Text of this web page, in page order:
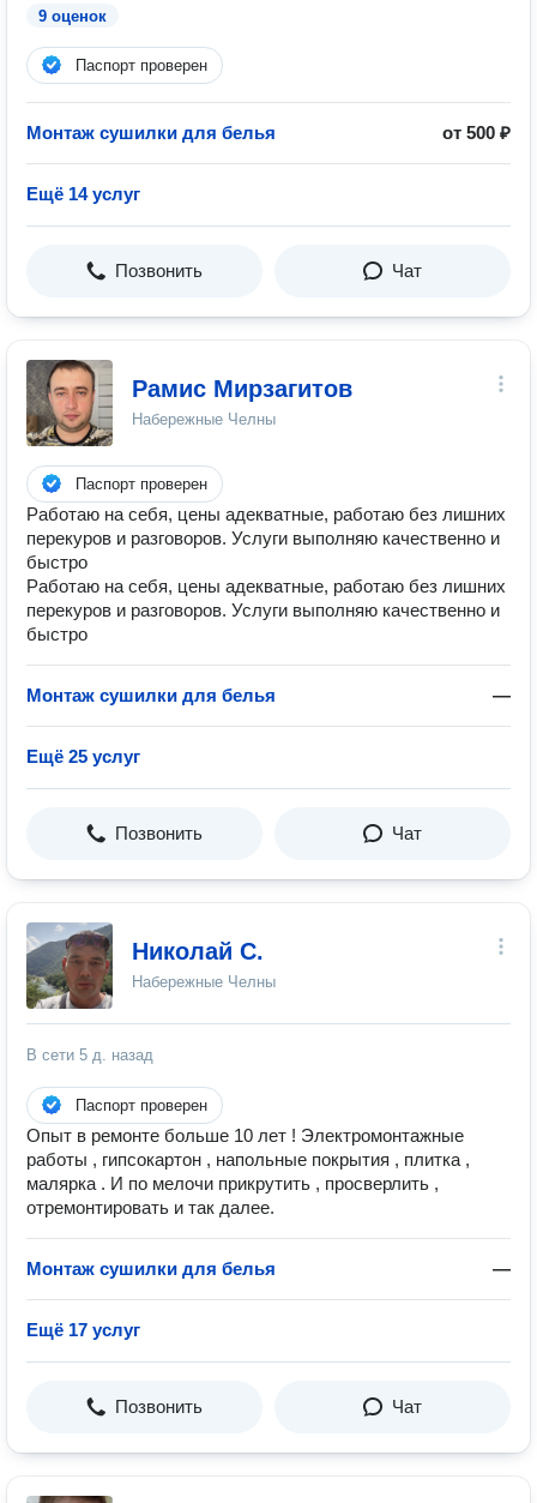
9 оценок
Паспорт проверен
Монтаж сушилки для белья от 500 ₽
Ещё 14 услуг
Позвонить Чат
Рамис Мирзагитов
Набережные Челны
Паспорт проверен
Работаю на себя, цены адекватные, работаю без лишних
перекуров и разговоров. Услуги выполняю качественно и
быстро
Работаю на себя, цены адекватные, работаю без лишних
перекуров и разговоров. Услуги выполняю качественно и
быстро
Монтаж сушилки для белья —
Ещё 25 услуг
Позвонить Чат
Николай С.
Набережные Челны
В сети 5 д. назад
Паспорт проверен
Опыт в ремонте больше 10 лет ! Электромонтажные
работы , гипсокартон , напольные покрытия , плитка ,
малярка . И по мелочи прикрутить , просверлить ,
отремонтировать и так далее.
Монтаж сушилки для белья —
Ещё 17 услуг
Позвонить Чат